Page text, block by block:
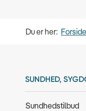
Du er her: Forside
SUNDHED,
Sundhedstilbud